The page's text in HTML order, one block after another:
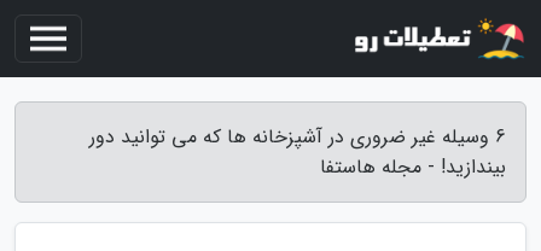
6 وسیله غیر ضروری در آشپزخانه ها که می توانید دور
بیندازید! - مجله هاستفا